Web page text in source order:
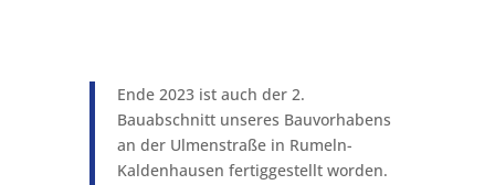
Ende 2023 ist auch der 2.
Bauabschnitt unseres Bauvorhabens
an der Ulmenstraße in Rumeln-
Kaldenhausen fertiggestellt worden.